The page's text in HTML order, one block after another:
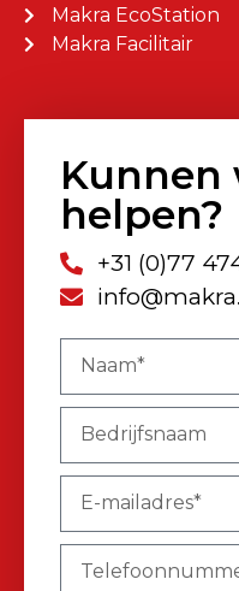
Makra EcoStation
Makra Facilitair
Kunnen
helpen?
+31 (0)77